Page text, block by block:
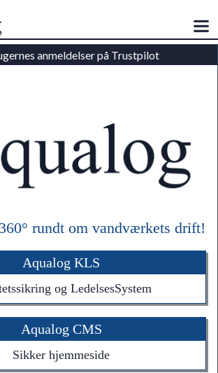
anmeldelser på Trustpilot
rundt om vandværkets drift!
Aqualog KLS
og LedelsesSystem
Aqualog CMS
Sikker hjemmeside